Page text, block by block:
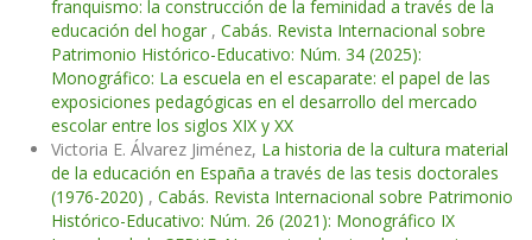
franquismo: la construcción de la feminidad a través de la
educación del hogar , Cabás. Revista Internacional sobre
Patrimonio Histórico-Educativo: Núm. 34 (2025):
Monográfico: La escuela en el escaparate: el papel de las
exposiciones pedagógicas en el desarrollo del mercado
escolar entre los siglos XIX y XX
Victoria E. Álvarez Jiménez, La historia de la cultura material
de la educación en España a través de las tesis doctorales
(1976-2020) , Cabás. Revista Internacional sobre Patrimonio
Histórico-Educativo: Núm. 26 (2021): Monográfico IX